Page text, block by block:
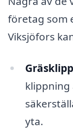
företag som
Viksjöfors
yta.